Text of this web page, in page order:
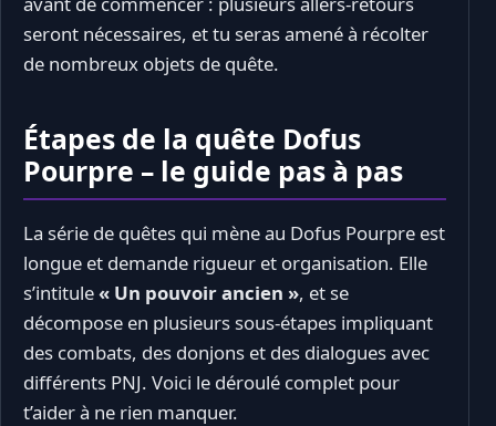
seront nécessaires, et tu seras amené à récolter
de nombreux objets de quête.
Étapes de la quête Dofus
Pourpre – le guide pas à pas
La série de quêtes qui mène au Dofus Pourpre est
longue et demande rigueur et organisation. Elle
s’intitule« Un pouvoir ancien », et se
décompose en plusieurs sous-étapes impliquant
des combats, des donjons et des dialogues avec
différents PNJ. Voici le déroulé complet pour
t’aider à ne rien manquer.